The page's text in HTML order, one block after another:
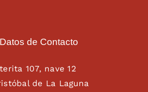
Datos de Contacto
107, nave 12
de La Laguna